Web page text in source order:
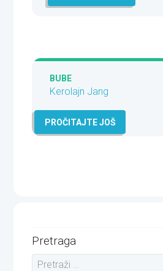
BUBE
Kerolajn Jang
PROČITAJTE JOŠ
Pretraga